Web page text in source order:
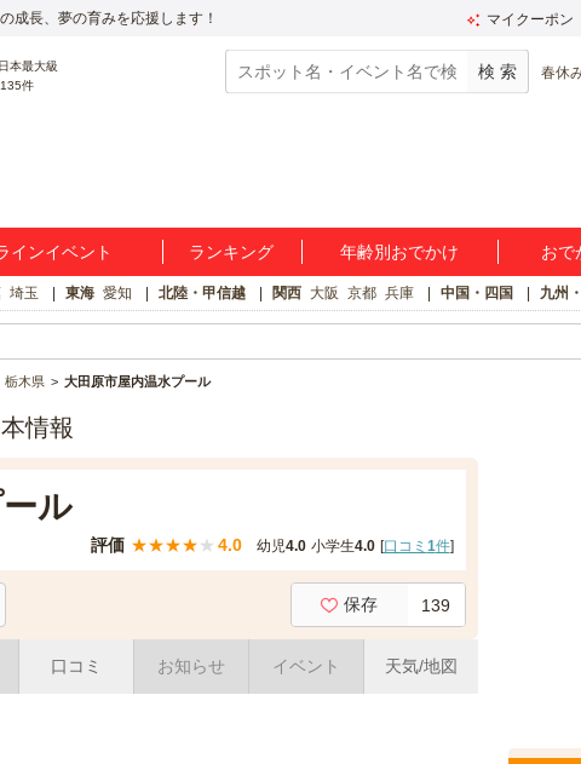
成長、夢の育みを応援します！ マイクーポン
件
春休
インイベント ランキング 年齢別おでかけ おで
埼玉 東海 愛知 北陸・甲信越 関西 大阪 京都 兵庫 中国・四国 九州
栃木県 大田原市屋内温水プール
情報
ル
評価 ★★★★★ 4.0 幼児4.0 小学生4.0 [口コミ 1件]
保存 139
口コミ お知らせ イベント 天気/地図